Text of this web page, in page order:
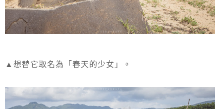
▲想替它取名為「春天的少女」。